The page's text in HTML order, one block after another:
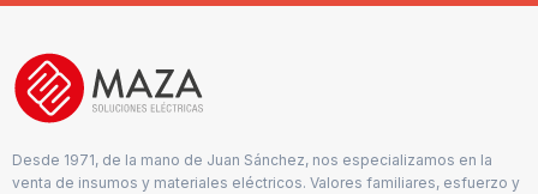
Desde 1971, de la mano de Juan Sánchez, nos especializamos en la
venta de insumos y materiales eléctricos. Valores familiares, esfuerzo y